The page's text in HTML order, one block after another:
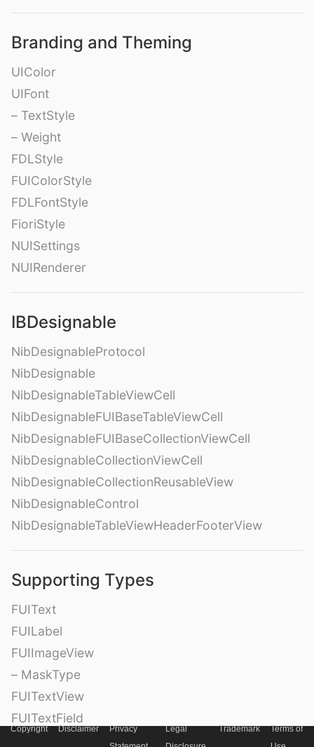
Branding and Theming
UIColor
UIFont
– TextStyle
– Weight
FDLStyle
FUIColorStyle
FDLFontStyle
FioriStyle
NUISettings
NUIRenderer
IBDesignable
NibDesignableProtocol
NibDesignable
NibDesignableTableViewCell
NibDesignableFUIBaseTableViewCell
NibDesignableFUIBaseCollectionViewCell
NibDesignableCollectionViewCell
NibDesignableCollectionReusableView
NibDesignableControl
NibDesignableTableViewHeaderFooterView
Supporting Types
FUIText
FUILabel
FUIImageView
– MaskType
FUITextView
FUITextField
FUIAutoResizingTextField
Copyright Disclaimer
Privacy
Legal
Trademark
Terms of